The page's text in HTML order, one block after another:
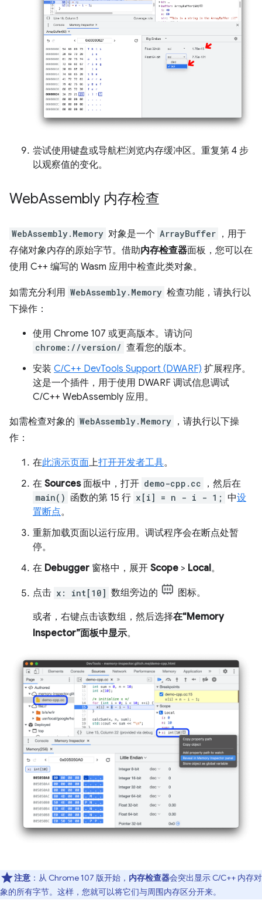
尝试使用键盘或导航栏浏览内存缓冲区。重复第 4 步
以观察值的变化。
WebAssembly 内存检查
WebAssembly.Memory 对象是一个 ArrayBuffer ，用于
存储对象内存的原始字节。借助内存检查器面板，您可以在
使用 C++ 编写的 Wasm 应用中检查此类对象。
如需充分利用 WebAssembly.Memory 检查功能，请执行以
下操作：
使用 Chrome 107 或更高版本。请访问
chrome://version/ 查看您的版本。
安装 C/C++ DevTools Support (DWARF) 扩展程序。
这是一个插件，用于使用 DWARF 调试信息调试
C/C++ WebAssembly 应用。
如需检查对象的 WebAssembly.Memory ，请执行以下操
作：
在此演示页面上打开开发者工具。
在 Sources面板中，打开 demo-cpp.cc ，然后在
main() 函数的第 15 行 x[i] = n - i - 1; 中设
置断点。
重新加载页面以运行应用。调试程序会在断点处暂
停。
在 Debugger 窗格中，展开 Scope > Local。
点击 x: int[10] 数组旁边的
图标。
或者，右键点击该数组，然后选择在“Memory
Inspector”面板中显示。
注意 ：从 Chrome 107 版开始， 内存检查器会突出显示 C/C++ 内存对
象的所有字节。这样，您就可以将它们与周围内存区分开来。